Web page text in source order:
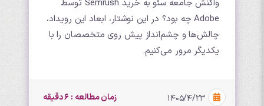
واکنش جامعه سئو به خرید Semrush توسط
Adobe چه بود؟ در این نوشتار، ابعاد این رویداد،
چالش‌ها و چشم‌انداز پیش روی متخصصان را با
یکدیگر مرور می‌کنیم.
۱۴۰۵/۴/۲۳ زمان مطالعه : 6 دقیقه